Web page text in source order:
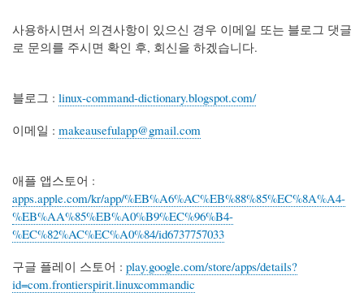
사용하시면서 의견사항이 있으신 경우 이메일 또는 블로그 댓글
로 문의를 주시면 확인 후, 회신을 하겠습니다.
블로그 : linux-command-dictionary.blogspot.com/
이메일 : makeausefulapp@gmail.com
애플 앱스토어 :
apps.apple.com/kr/app/%EB%A6%AC%EB%88%85%EC%8A%A4-
%EB%AA%85%EB%A0%B9%EC%96%B4-
%EC%82%AC%EC%A0%84/id6737757033
구글 플레이 스토어 : play.google.com/store/apps/details?
id=com.frontierspirit.linuxcommandic